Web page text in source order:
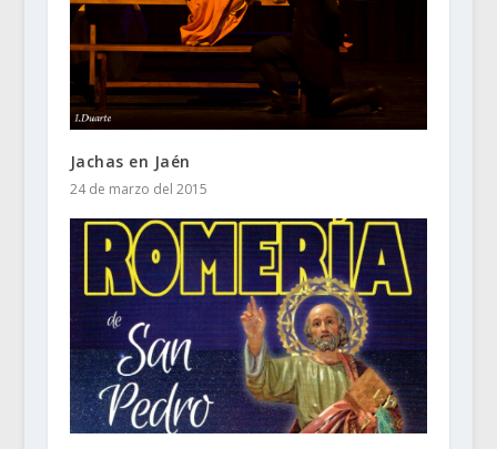
Jachas en Jaén
24 de marzo del 2015